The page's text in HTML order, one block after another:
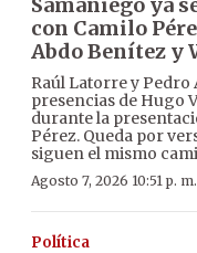
con Camilo
Abdo Benítez y
Raúl Latorre y
presencias de Hugo
durante la
Pérez. Queda por
siguen el mismo
Agosto 7, 2026 10:51 p. m.
Política